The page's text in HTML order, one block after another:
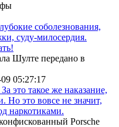
соболезнования,
суду-милосердия.
Шулте передано в
05:27:17
это такое же наказание,
Но это вовсе не значит,
наркотиками.
Porsche